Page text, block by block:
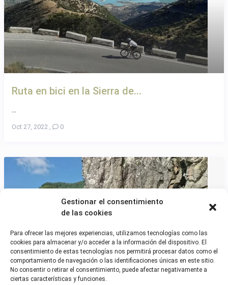
Gestionar el consentimiento
de las cookies
Para ofrecer las mejores experiencias, utilizamos tecnologías como las
cookies para almacenar y/o acceder a la información del dispositivo. El
consentimiento de estas tecnologías nos permitirá procesar datos como el
comportamiento de navegación o las identificaciones únicas en este sitio.
No consentir o retirar el consentimiento, puede afectar negativamente a
ciertas características y funciones.
Ruta en bici en la Sierra de...
Oct 27, 2022 , 0